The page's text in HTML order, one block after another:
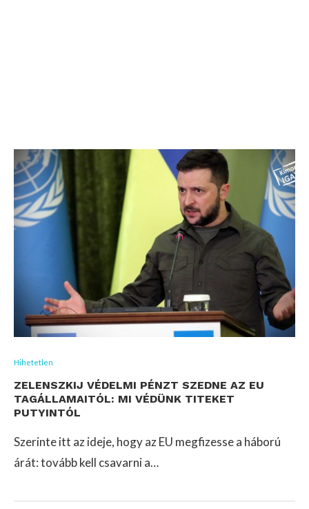
Hihetetlen
ZELENSZKIJ VÉDELMI PÉNZT SZEDNE AZ EU
TAGÁLLAMAITÓL: MI VÉDÜNK TITEKET
PUTYINTÓL
Szerinte itt az ideje, hogy az EU megfizesse a háború
árát: tovább kell csavarni a…